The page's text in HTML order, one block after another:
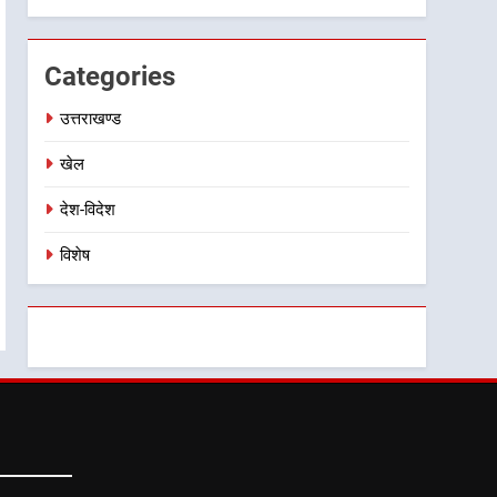
किया निरीक्षण; समयबद्ध एवं
गुणवत्तापूर्ण निर्माण सुनिश्चित करने
Categories
उत्तराखण्ड
खेल
देश-विदेश
विशेष